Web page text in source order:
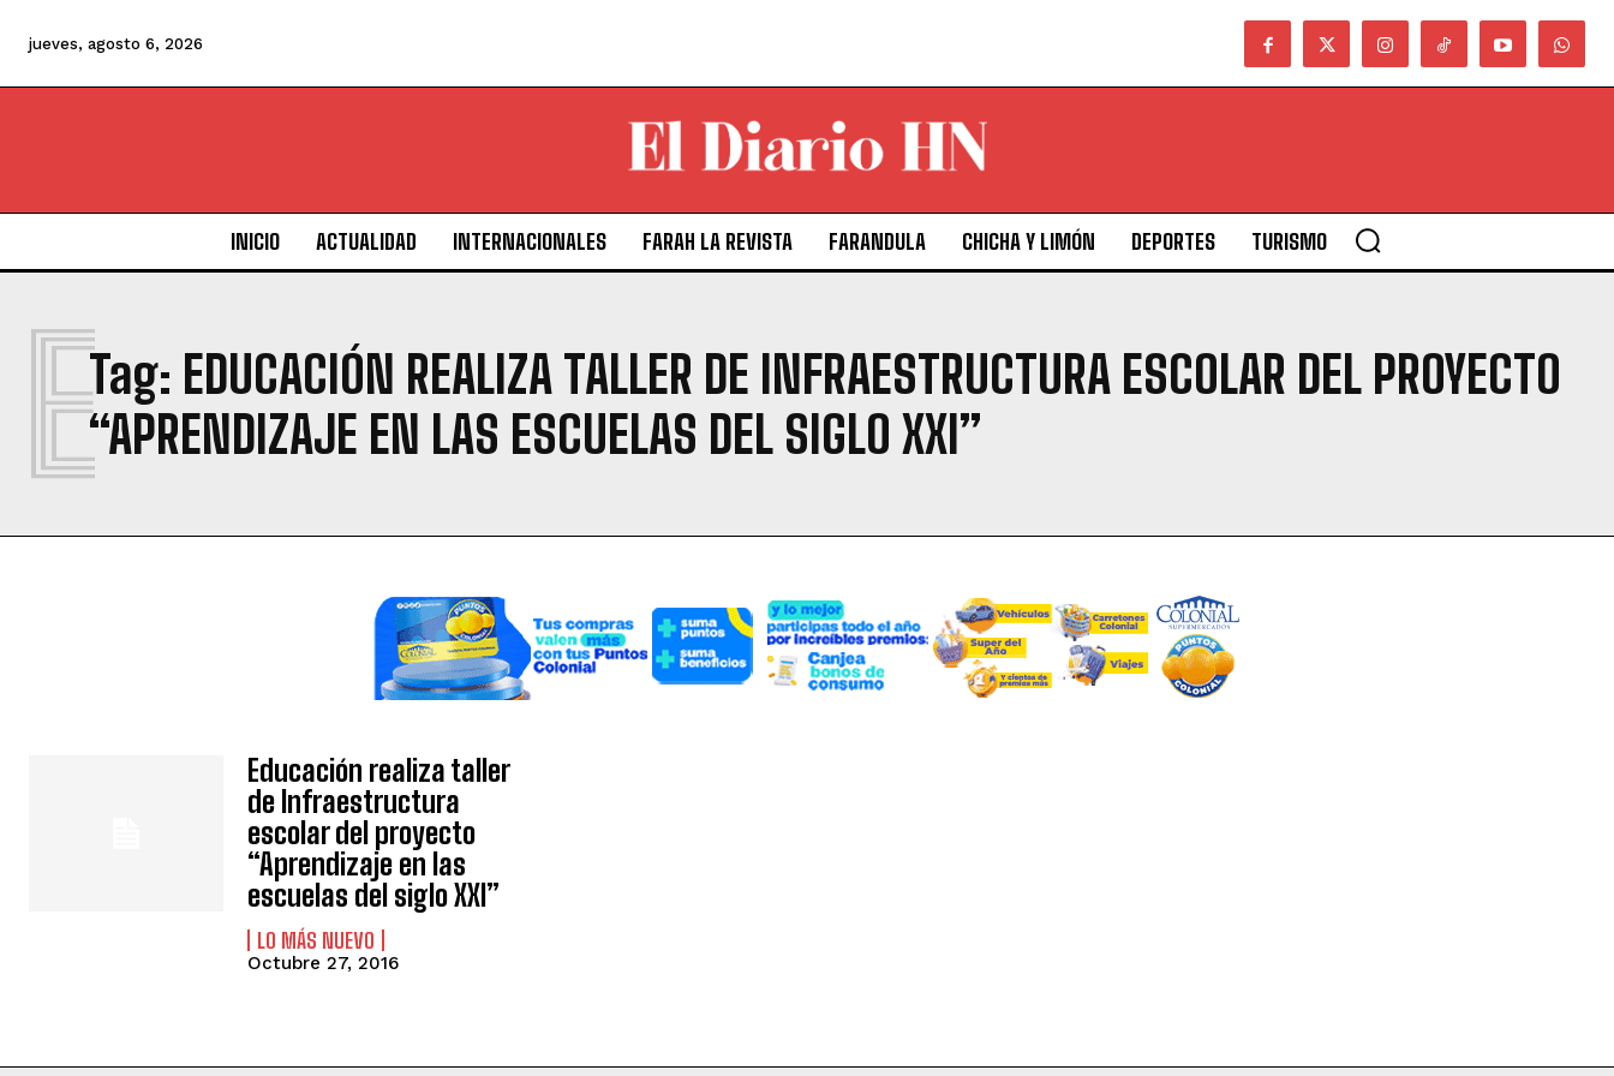
jueves, agosto 6, 2026
INICIO ACTUALIDAD INTERNACIONALES FARAH LA REVISTA FARANDULA CHICHA Y LIMÓN DEPORTES TURISMO
Tag: EDUCACIÓN REALIZA TALLER DE INFRAESTRUCTURA ESCOLAR DEL PROYECTO
“APRENDIZAJE EN LAS ESCUELAS DEL SIGLO XXI”
E
Educación realiza taller
de Infraestructura
escolar del proyecto
“Aprendizaje en las
escuelas del siglo XXI”
LO MÁS NUEVO
Octubre 27, 2016